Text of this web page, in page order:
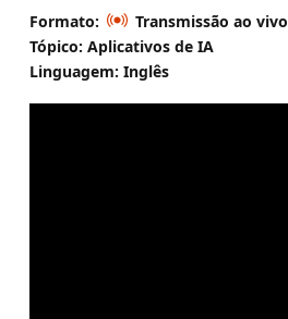
Formato:
Transmissão ao vivo
Tópico: Aplicativos de IA
Linguagem: Inglês